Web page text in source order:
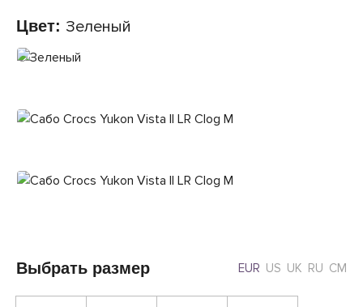
Цвет: Зеленый
Выбрать размер EUR US UK RU CM